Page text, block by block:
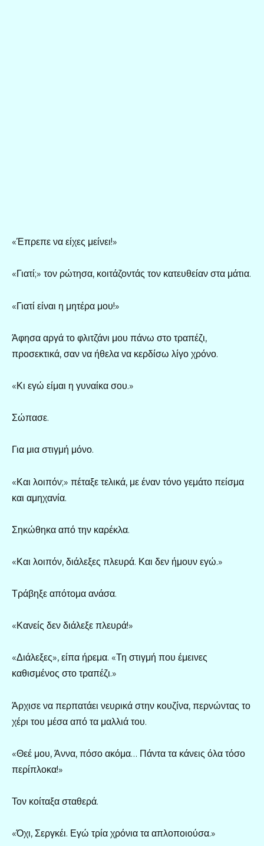
«Έπρεπε να είχες μείνει!»
«Γιατί;» τον ρώτησα, κοιτάζοντάς τον κατευθείαν στα μάτια.
«Γιατί είναι η μητέρα μου!»
Άφησα αργά το φλιτζάνι μου πάνω στο τραπέζι,
προσεκτικά, σαν να ήθελα να κερδίσω λίγο χρόνο.
«Κι εγώ είμαι η γυναίκα σου.»
Σώπασε.
Για μια στιγμή μόνο.
«Και λοιπόν;» πέταξε τελικά, με έναν τόνο γεμάτο πείσμα
και αμηχανία.
Σηκώθηκα από την καρέκλα.
«Και λοιπόν, διάλεξες πλευρά. Και δεν ήμουν εγώ.»
Τράβηξε απότομα ανάσα.
«Κανείς δεν διάλεξε πλευρά!»
«Διάλεξες», είπα ήρεμα. «Τη στιγμή που έμεινες
καθισμένος στο τραπέζι.»
Άρχισε να περπατάει νευρικά στην κουζίνα, περνώντας το
χέρι του μέσα από τα μαλλιά του.
«Θεέ μου, Άννα, πόσο ακόμα… Πάντα τα κάνεις όλα τόσο
περίπλοκα!»
Τον κοίταξα σταθερά.
«Όχι, Σεργκέι. Εγώ τρία χρόνια τα απλοποιούσα.»